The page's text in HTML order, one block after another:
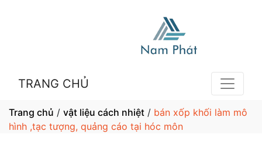
TRANG CHỦ
Trang chủ / vật liệu cách nhiệt / bán xốp khối làm mô
hình ,tạc tượng, quảng cáo tại hóc môn